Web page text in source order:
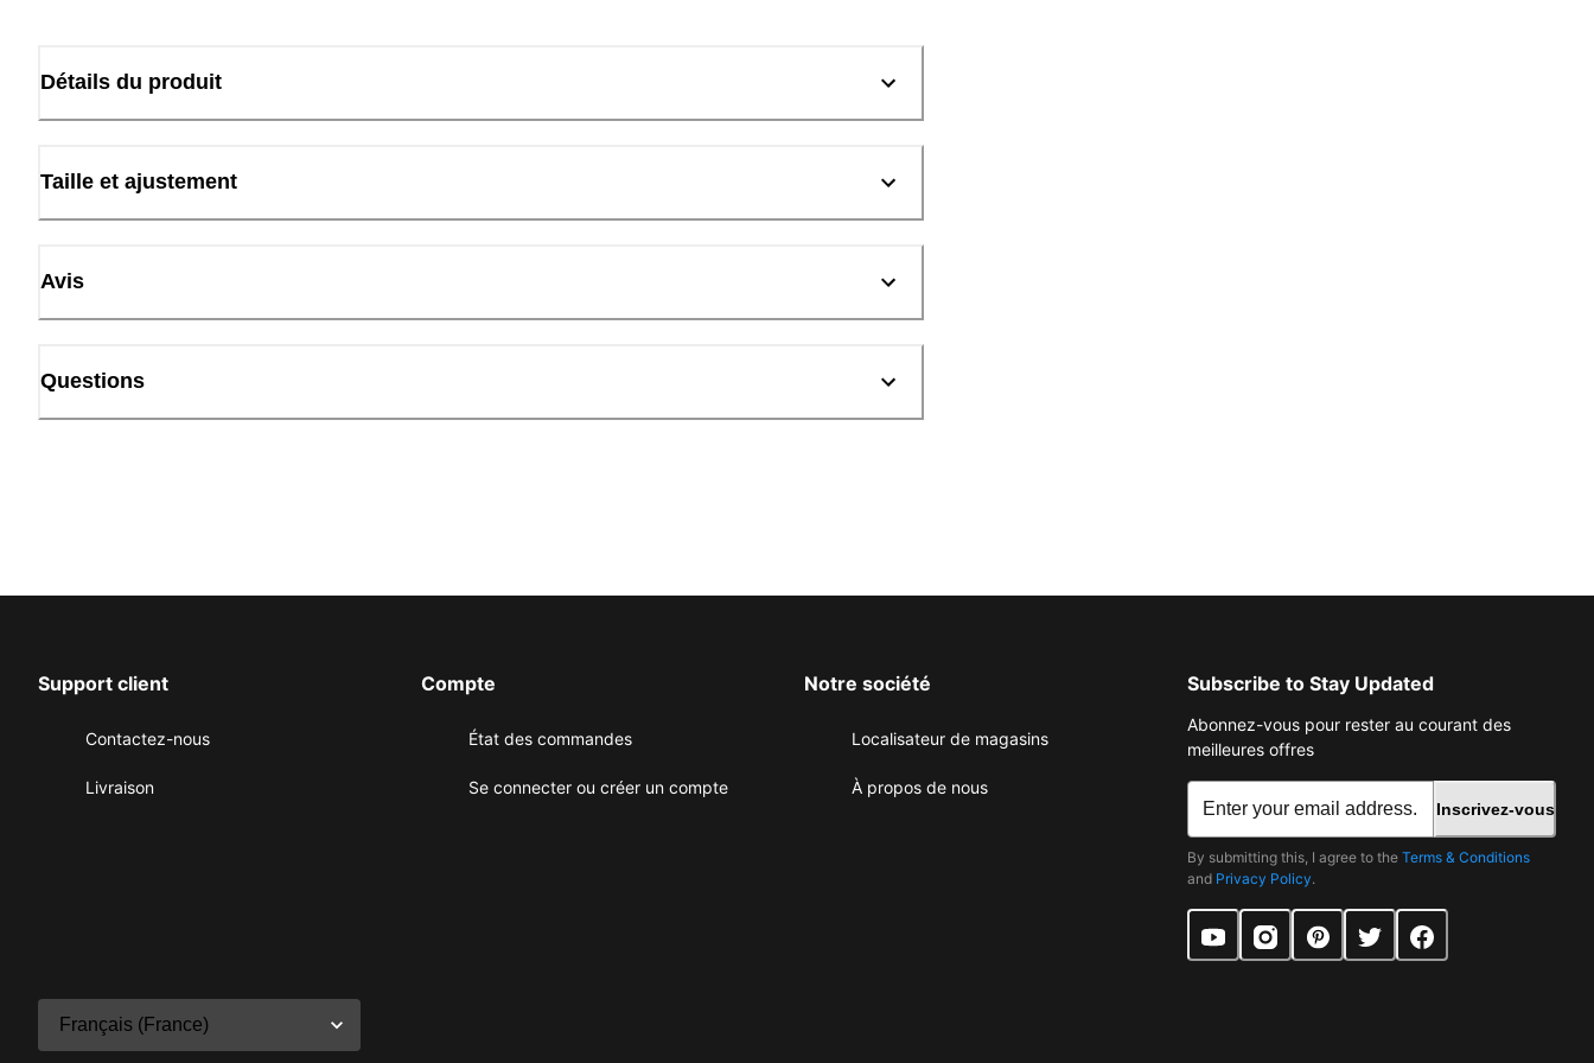
Détails du produit
Taille et ajustement
Avis
Questions
Support client
Contactez-nous
Livraison
Compte
État des commandes
Se connecter ou créer un compte
Notre société
Localisateur de magasins
À propos de nous
Subscribe to Stay Updated
Abonnez-vous pour rester au courant des
meilleures offres
Inscrivez-vous
By submitting this, I agree to the Terms & Conditions
and Privacy Policy.